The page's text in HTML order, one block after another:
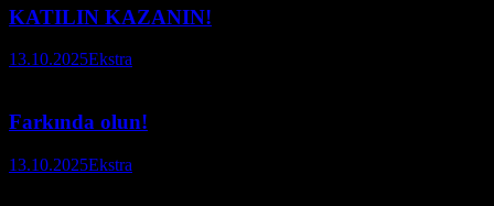
KATILIN KAZANIN!
13.10.2025Ekstra
Farkında olun!
13.10.2025Ekstra